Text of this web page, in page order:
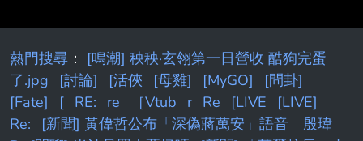
雙方帶回派出所製作筆錄，並依性騷擾罪嫌移送
法辦。 購買周邊遭緊貼 網友發聲力挺 根據女
子於《Threads》發文，當天在天母棒球場商品
部購買林襄及喜原的毛
熱門搜尋 ： [鳴潮] 秧秧·玄翎第一日營收 酷狗完蛋
了.jpg
[討論] [活俠 [母雞] [MyGO]
[問卦]
[Fate]
[ RE: re ［Vtub r Re [LIVE
[LIVE]
Re:
[新聞] 黃偉哲公布「深偽蔣萬安」語音 殷瑋